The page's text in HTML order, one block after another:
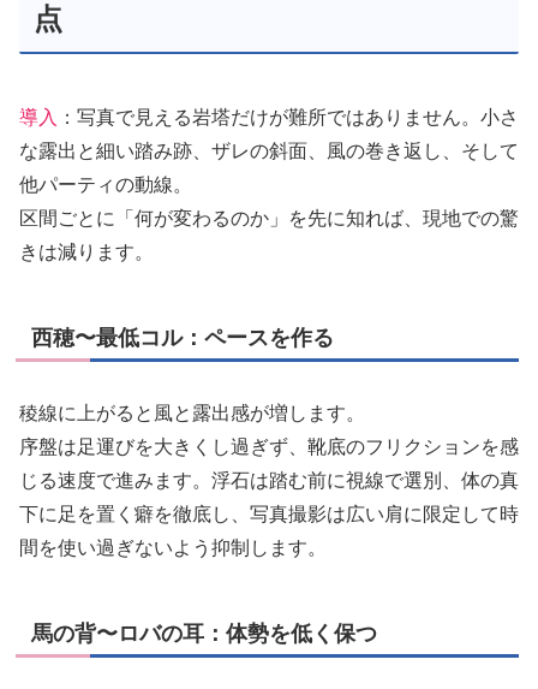
点
導入 ：写真で見える岩塔だけが難所ではありません。小さ
な露出と細い踏み跡、ザレの斜面、風の巻き返し、そして
他パーティの動線。
区間ごとに「何が変わるのか」を先に知れば、現地での驚
きは減ります。
西穂〜最低コル：ペースを作る
稜線に上がると風と露出感が増します。
序盤は足運びを大きくし過ぎず、靴底のフリクションを感
じる速度で進みます。浮石は踏む前に視線で選別、体の真
下に足を置く癖を徹底し、写真撮影は広い肩に限定して時
間を使い過ぎないよう抑制します。
馬の背〜ロバの耳：体勢を低く保つ